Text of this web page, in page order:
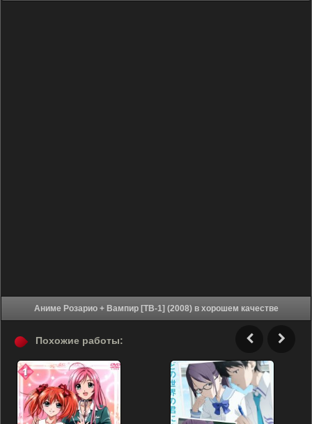
Аниме Розарио + Вампир [ТВ-1] (2008) в хорошем качестве
Похожие работы: